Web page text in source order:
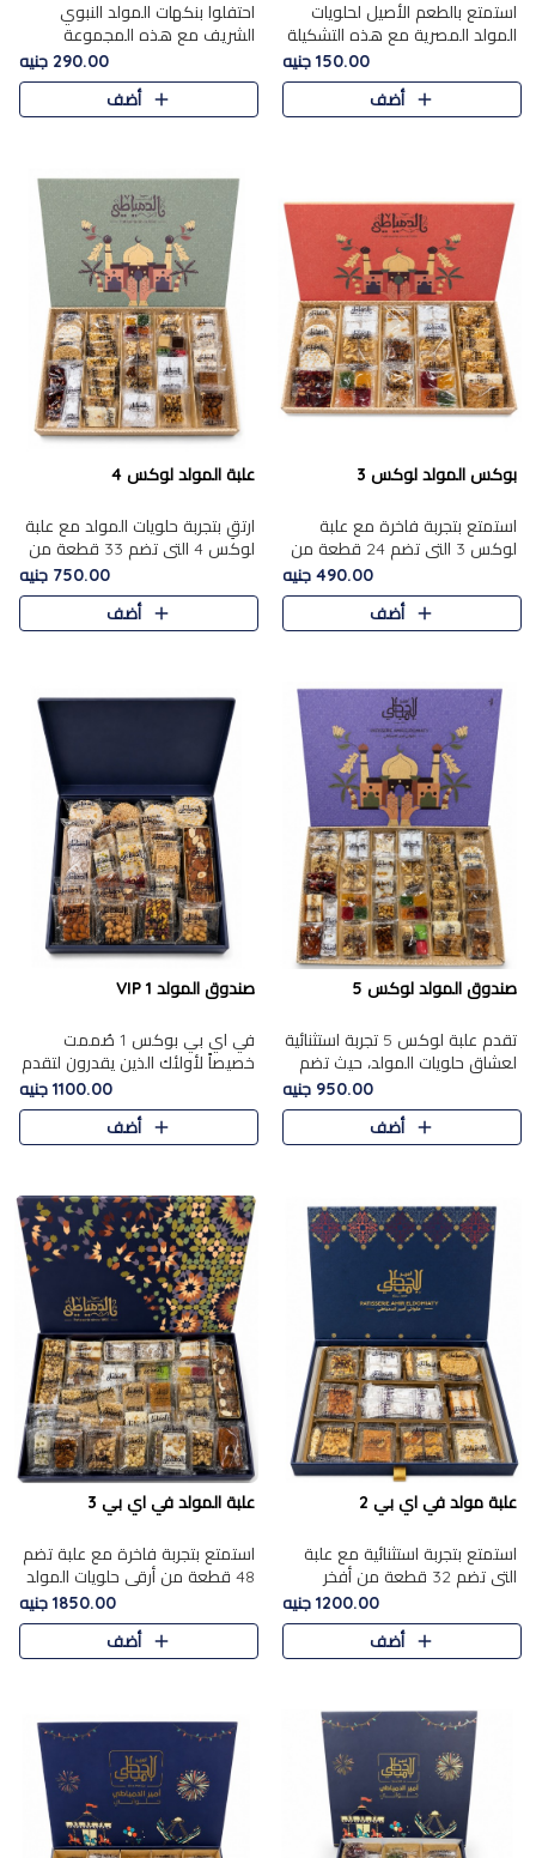
استمتع بالطعم الأصيل لحلويات
المولد المصرية مع هذه التشكيلة
المختارة بعناية من 9 قطع. تتضمن
التشكيلة جوزرية مع فول،ملبان
150.00 جنيه
أضف
احتفلوا بنكهات المولد النبوي
الشريف مع هذه المجموعة
الفاخرة المكونة من 19 قطعة،
والتي تم اختيارها بعناية فائقة لتُبرز
تشكيلة واسعة من الحلويات
290.00 جنيه
أضف
بوكس المولد لوكس 3
استمتع بتجربة فاخرة مع علبة
لوكس 3 التي تضم 24 قطعة من
أشهر حلويات المولد الشرقية
المختارة بعناية. تحتوي التشكيلة
على الجزرية بالفول، والملب..
490.00 جنيه
أضف
علبة المولد لوكس 4
ارتقِ بتجربة حلويات المولد مع علبة
لوكس 4 التي تضم 33 قطعة من
تشكيلة فاخرة ومتنوعة من أشهر
الأصناف الشرقية. تحتوي العلبة على
الجزرية بالفول،..
750.00 جنيه
أضف
صندوق المولد لوكس 5
تقدم علبة لوكس 5 تجربة استثنائية
لعشاق حلويات المولد، حيث تضم
42 قطعة من تشكيلة فاخرة تجمع
بين أشهر الأصناف التقليدية وأصناف
مميزة مختارة بع..
950.00 جنيه
أضف
صندوق المولد VIP 1
في اي بي بوكس 1 صُممت
خصيصاً لأولئك الذين يقدرون لتقدم
تجربة استثنائية بوكس تجمع بين
أفخر حلويات المولد المصري مع
تشكيلة مختارة من الأصناف ..
1100.00 جنيه
أضف
علبة مولد في اي بي 2
استمتع بتجربة استثنائية مع علبة
التي تضم 32 قطعة من أفخر
حلويات المولد الشرقية، في تشكيلة
تجمع بين الأصالة والاختيارات
الفاخرة. تحتوي العلبة..
1200.00 جنيه
أضف
علبة المولد في اي بي 3
استمتع بتجربة فاخرة مع علبة تضم
48 قطعة من أرقى حلويات المولد
الشرقية، في تشكيلة تجمع بين
الأصناف التقليدية الفاخرة والاختيارات
1850.00 جنيه
أضف